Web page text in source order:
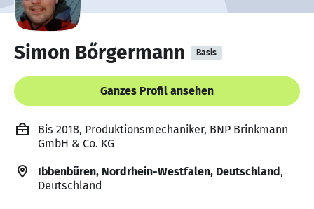
Simon Bőrgermann Basis
Ganzes Profil ansehen
Bis 2018, Produktionsmechaniker, BNP Brinkmann
GmbH & Co. KG
Ibbenbüren, Nordrhein-Westfalen, Deutschland,
Deutschland